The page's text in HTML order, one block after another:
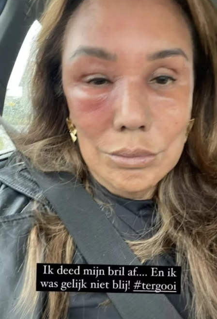
“Het enige wat ik jaren geleden, toen ik Jeroen
nog helemaal niet kende, wel eens had gehoord,
was dat hij een flirt was en altijd ontrouw was,”
vertelt Anouk in gesprek met &C.
In eerste instantie geloofde ze de geruchten niet.
“Ik hoor zoveel dingen. Mensen horen ook dingen